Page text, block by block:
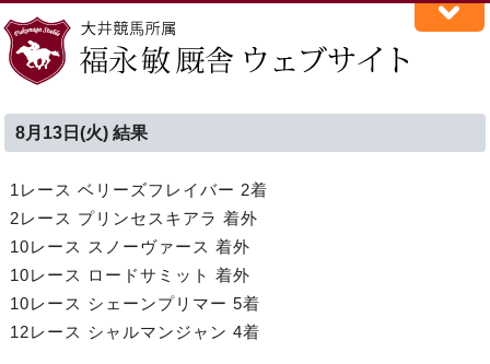
8月13日(火) 結果
1レース ベリーズフレイバー 2着
2レース プリンセスキアラ 着外
10レース スノーヴァース 着外
10レース ロードサミット 着外
10レース シェーンプリマー 5着
12レース シャルマンジャン 4着